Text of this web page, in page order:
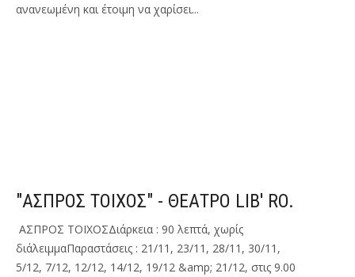
ανανεωμένη και έτοιμη να χαρίσει...
"ΑΣΠΡΟΣ ΤΟΙΧΟΣ" - ΘΕΑΤΡΟ LIB' RO.
ΑΣΠΡΟΣ ΤΟΙΧΟΣΔιάρκεια : 90 λεπτά, χωρίς
διάλειμμαΠαραστάσεις : 21/11, 23/11, 28/11, 30/11,
5/12, 7/12, 12/12, 14/12, 19/12 &amp; 21/12, στις 9.00